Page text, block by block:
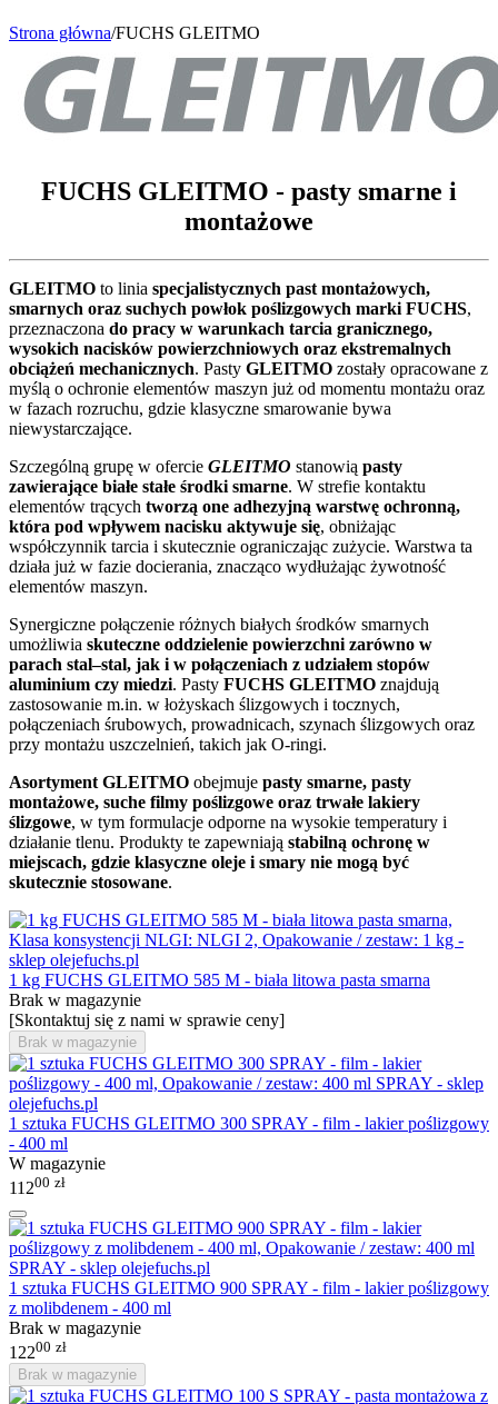
Strona główna/FUCHS GLEITMO
FUCHS GLEITMO - pasty smarne i
montażowe
GLEITMO to linia specjalistycznych past montażowych,
smarnych oraz suchych powłok poślizgowych marki FUCHS,
przeznaczona do pracy w warunkach tarcia granicznego,
wysokich nacisków powierzchniowych oraz ekstremalnych
obciążeń mechanicznych. Pasty GLEITMO zostały opracowane z
myślą o ochronie elementów maszyn już od momentu montażu oraz
w fazach rozruchu, gdzie klasyczne smarowanie bywa
niewystarczające.
Szczególną grupę w ofercie GLEITMO stanowią pasty
zawierające białe stałe środki smarne. W strefie kontaktu
elementów trących tworzą one adhezyjną warstwę ochronną,
która pod wpływem nacisku aktywuje się, obniżając
współczynnik tarcia i skutecznie ograniczając zużycie. Warstwa ta
działa już w fazie docierania, znacząco wydłużając żywotność
elementów maszyn.
Synergiczne połączenie różnych białych środków smarnych
umożliwia skuteczne oddzielenie powierzchni zarówno w
parach stal–stal, jak i w połączeniach z udziałem stopów
aluminium czy miedzi. Pasty FUCHS GLEITMO znajdują
zastosowanie m.in. w łożyskach ślizgowych i tocznych,
połączeniach śrubowych, prowadnicach, szynach ślizgowych oraz
przy montażu uszczelnień, takich jak O-ringi.
Asortyment GLEITMO obejmuje pasty smarne, pasty
montażowe, suche filmy poślizgowe oraz trwałe lakiery
ślizgowe, w tym formulacje odporne na wysokie temperatury i
działanie tlenu. Produkty te zapewniają stabilną ochronę w
miejscach, gdzie klasyczne oleje i smary nie mogą być
skutecznie stosowane.
1 kg FUCHS GLEITMO 585 M - biała litowa pasta smarna
Brak w magazynie
[Skontaktuj się z nami w sprawie ceny]
Brak w magazynie
1 sztuka FUCHS GLEITMO 300 SPRAY - film - lakier poślizgowy
- 400 ml
W magazynie
11200 zł
1 sztuka FUCHS GLEITMO 900 SPRAY - film - lakier poślizgowy
z molibdenem - 400 ml
Brak w magazynie
12200 zł
Brak w magazynie